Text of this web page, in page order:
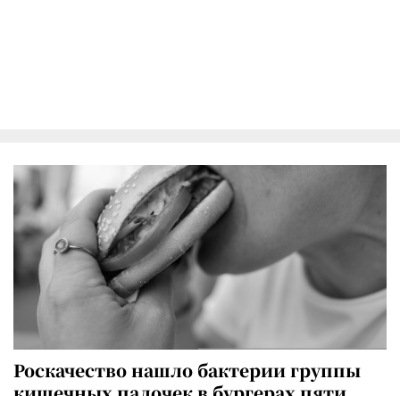
Роскачество нашло бактерии группы